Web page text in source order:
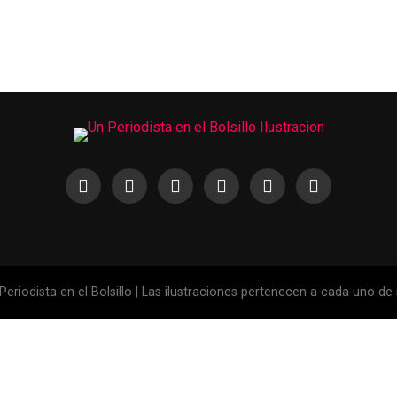
en el Bolsillo | Las ilustraciones pertenecen a cada uno de